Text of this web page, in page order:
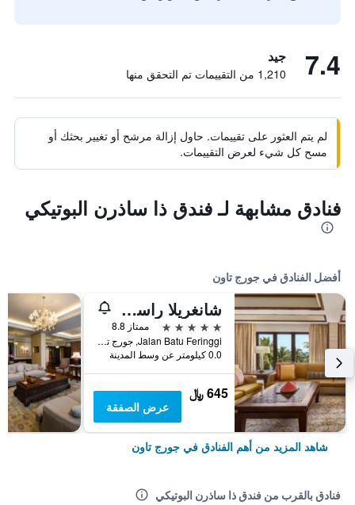
7.4 جيد
1,210 من التقييمات تم التحقق منها
لم يتم العثور على تقييمات. حاول إزالة مرشح أو تغيير بحثك أو
مسح كل شيء لعرض التقييمات.
فنادق مشابهة لـ فندق ذا ساذرن البوتيكي
أفضل الفنادق في جورج تاون
شانغريلا راسا سايانغ، بينانغ
5 نجوم
ممتاز 8.8
Jalan Batu Feringgi, جورج تاون, ماليزيا
0.0 كيلومتر عن وسط المدينة
645 ﷼
عرض الصفقة
شاهد المزيد من أهم الفنادق في جورج تاون
فنادق بالقرب من فندق ذا ساذرن البوتيكي